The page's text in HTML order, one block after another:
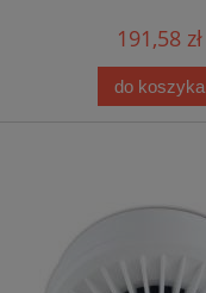
191,58 zł
do koszyka